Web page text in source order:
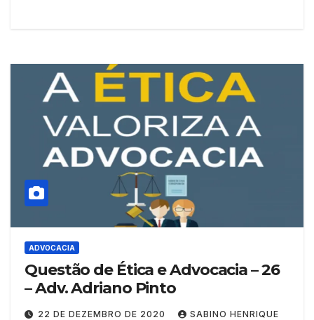
ADVOCACIA
Questão de Ética e Advocacia – 26
– Adv. Adriano Pinto
22 DE DEZEMBRO DE 2020 SABINO HENRIQUE